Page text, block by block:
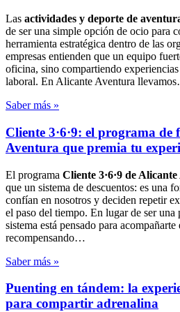
Las actividades y deporte de
de ser una simple opción de ocio para
herramienta estratégica dentro de las
empresas entienden que un equipo
oficina, sino compartiendo
laboral. En Alicante Aventura
Saber más »
Cliente 3·6·9: el programa
Aventura que premia tu
El programa Cliente 3·6·9 de
que un sistema de descuentos: es una
confían en nosotros y deciden repetir
el paso del tiempo. En lugar de ser
sistema está pensado para
recompensando…
Saber más »
Puenting en tándem: la
para compartir adrenalina